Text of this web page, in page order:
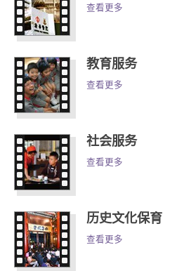
查看更多
教育服务
查看更多
社会服务
查看更多
历史文化保育
查看更多